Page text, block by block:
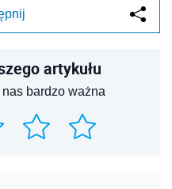
artykułu
bardzo ważna